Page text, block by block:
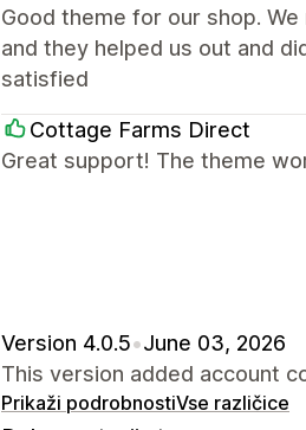
Good theme for our shop.
and they helped us out and
satisfied
Cottage Farms Direct
Great support! The theme
Version 4.0.5•June 03, 2026
This version added account
Prikaži podrobnostiVse različice